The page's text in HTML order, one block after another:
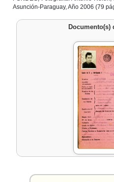
Asunción-Paraguay, Año 2006 (79
Documento(s)